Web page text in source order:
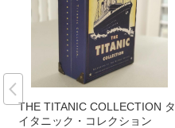
THE TITANIC COLLECTION タ
イタニック・コレクション